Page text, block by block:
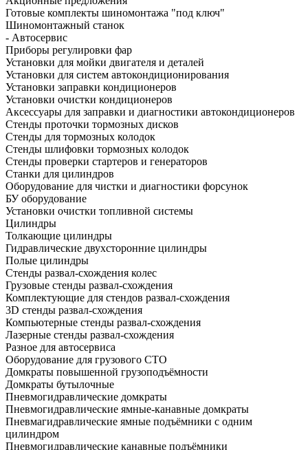
Готовые комплекты шиномонтажа "под ключ"
Шиномонтажный станок
- Автосервис
Приборы регулировки фар
Установки для мойки двигателя и деталей
Установки для систем автокондиционирования
Установки заправки кондиционеров
Установки очистки кондиционеров
Аксессуары для заправки и диагностики автокондиционеров
Стенды проточки тормозных дисков
Стенды для тормозных колодок
Стенды шлифовки тормозных колодок
Стенды проверки стартеров и генераторов
Станки для цилиндров
Оборудование для чистки и диагностики форсунок
БУ оборудование
Установки очистки топливной системы
Цилиндры
Толкающие цилиндры
Гидравлические двухсторонние цилиндры
Полые цилиндры
Стенды развал-схождения колес
Грузовые стенды развал-схождения
Комплектующие для стендов развал-схождения
3D стенды развал-схождения
Компьютерные стенды развал-схождения
Лазерные стенды развал-схождения
Разное для автосервиса
Оборудование для грузового СТО
Домкраты повышенной грузоподъёмности
Домкраты бутылочные
Пневмогидравлические домкраты
Пневмогидравлические ямные-канавные домкраты
Пневмагидравлические ямные подъёмники с одним
цилиндром
Пневмогидравлические канавные подъёмники